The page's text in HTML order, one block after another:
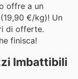
offre a un
(19,90 €/kg)! Un
di offerte.
finisca!
Imbattibili